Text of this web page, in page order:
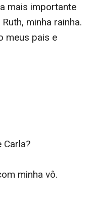
mais importante
minha rainha.
meus pais e
Carla?
minha vô.